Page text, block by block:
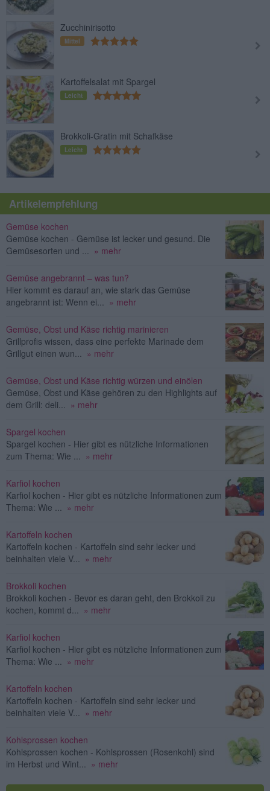
Zucchinirisotto
Mittel
Kartoffelsalat mit Spargel
Leicht
Brokkoli-Gratin mit Schafkäse
Leicht
Artikelempfehlung
Gemüse kochen
Gemüse kochen - Gemüse ist lecker und gesund. Die
Gemüsesorten und ... » mehr
Gemüse angebrannt – was tun?
Hier kommt es darauf an, wie stark das Gemüse
angebrannt ist: Wenn ei... » mehr
Gemüse, Obst und Käse richtig marinieren
Grillprofis wissen, dass eine perfekte Marinade dem
Grillgut einen wun... » mehr
Gemüse, Obst und Käse richtig würzen und einölen
Gemüse, Obst und Käse gehören zu den Highlights auf
dem Grill: deli... » mehr
Spargel kochen
Spargel kochen - Hier gibt es nützliche Informationen
zum Thema: Wie ... » mehr
Karfiol kochen
Karfiol kochen - Hier gibt es nützliche Informationen zum
Thema: Wie ... » mehr
Kartoffeln kochen
Kartoffeln kochen - Kartoffeln sind sehr lecker und
beinhalten viele V... » mehr
Brokkoli kochen
Brokkoli kochen - Bevor es daran geht, den Brokkoli zu
kochen, kommt d... » mehr
Karfiol kochen
Karfiol kochen - Hier gibt es nützliche Informationen zum
Thema: Wie ... » mehr
Kartoffeln kochen
Kartoffeln kochen - Kartoffeln sind sehr lecker und
beinhalten viele V... » mehr
Kohlsprossen kochen
Kohlsprossen kochen - Kohlsprossen (Rosenkohl) sind
im Herbst und Wint... » mehr